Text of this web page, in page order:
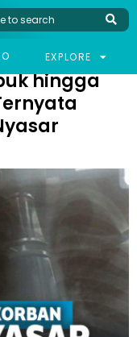
EXPLORE
GUYON 'DIPUKUL SETAN',
hingga